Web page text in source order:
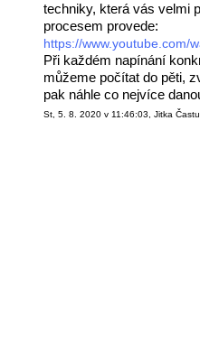
techniky, která vás velmi
procesem provede:
https://www.youtube.com/
Při každém napínání
můžeme počítat do pěti,
pak náhle co nejvíce
St, 5. 8. 2020 v 11:46:03, Jitka